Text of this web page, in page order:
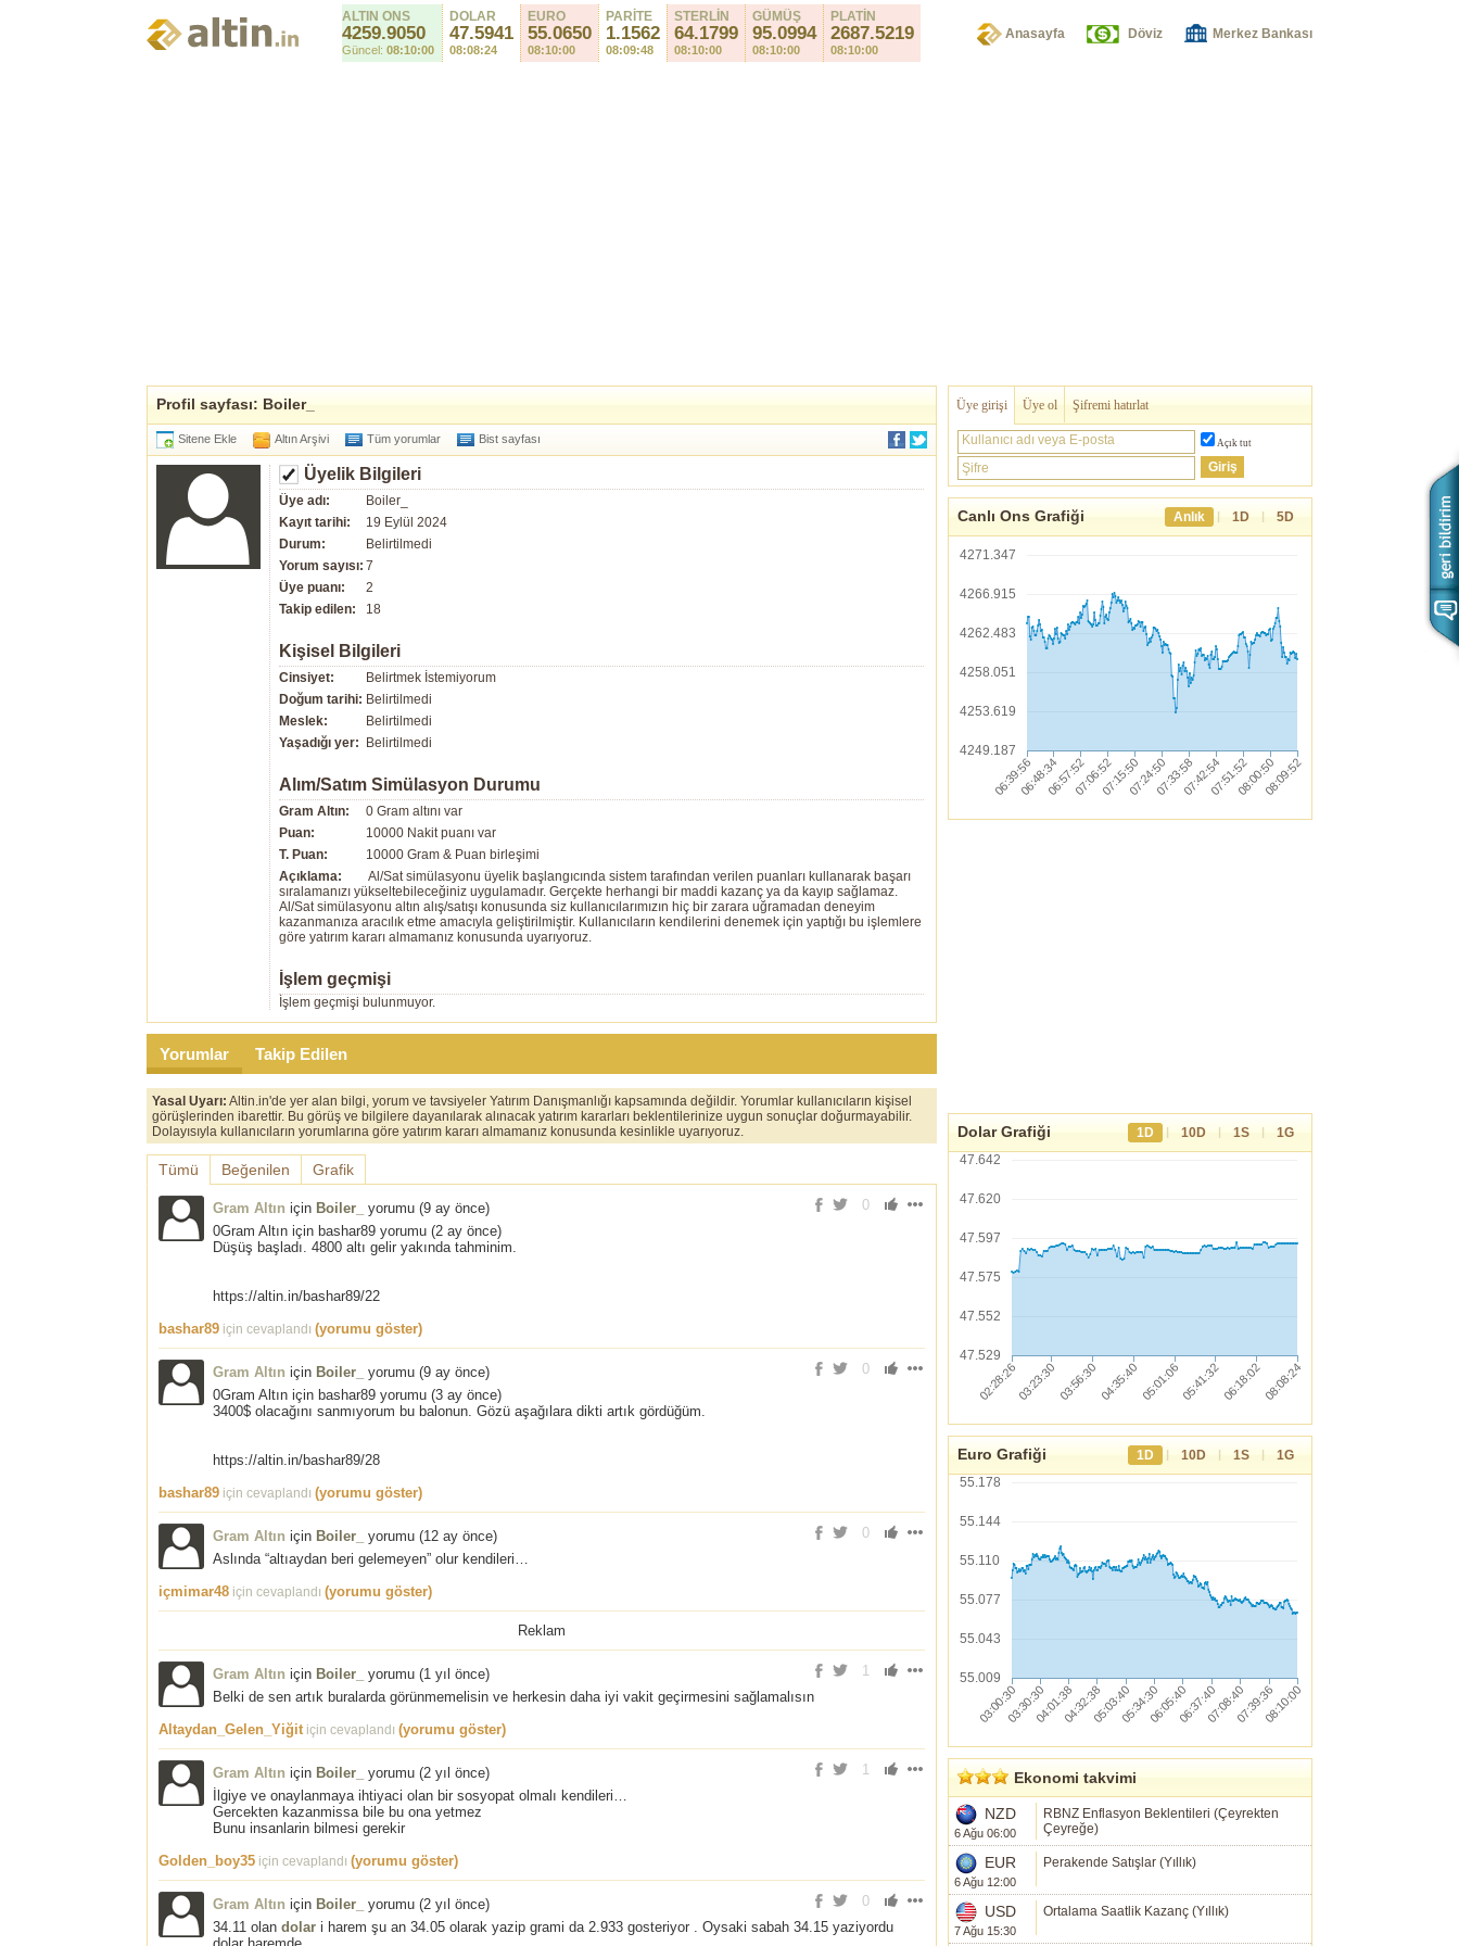
ALTIN ONS
4259.9050
Güncel: 08:10:00
DOLAR
47.5941
08:08:24
EURO
55.0650
08:10:00
PARİTE
1.1562
08:09:48
STERLİN
64.1799
08:10:00
GÜMÜŞ
95.0994
08:10:00
PLATİN
2687.5219
08:10:00
Anasayfa Döviz Merkez Bankası
Profil sayfası: Boiler_
Sitene Ekle Altın Arşivi Tüm yorumlar Bist sayfası
Üyelik Bilgileri
Üye adı:
Boiler_
Kayıt tarihi:
19 Eylül 2024
Durum:
Belirtilmedi
Yorum sayısı: 7
Üye puanı:
2
Takip edilen:
18
Kişisel Bilgileri
Cinsiyet:
Belirtmek İstemiyorum
Doğum tarihi: Belirtilmedi
Meslek:
Belirtilmedi
Yaşadığı yer:
Belirtilmedi
Alım/Satım Simülasyon Durumu
Gram Altın:
0 Gram altını var
Puan:
10000 Nakit puanı var
T. Puan:
10000 Gram & Puan birleşimi
Açıklama:
Al/Sat simülasyonu üyelik başlangıcında sistem tarafından verilen puanları kullanarak başarı
sıralamanızı yükseltebileceğiniz uygulamadır. Gerçekte herhangi bir maddi kazanç ya da kayıp sağlamaz.
Al/Sat simülasyonu altın alış/satışı konusunda siz kullanıcılarımızın hiç bir zarara uğramadan deneyim
kazanmanıza aracılık etme amacıyla geliştirilmiştir. Kullanıcıların kendilerini denemek için yaptığı bu işlemlere
göre yatırım kararı almamanız konusunda uyarıyoruz.
İşlem geçmişi
İşlem geçmişi bulunmuyor.
Yorumlar Takip Edilen
Yasal Uyarı: Altin.in'de yer alan bilgi, yorum ve tavsiyeler Yatırım Danışmanlığı kapsamında değildir. Yorumlar kullanıcıların kişisel
görüşlerinden ibarettir. Bu görüş ve bilgilere dayanılarak alınacak yatırım kararları beklentilerinize uygun sonuçlar doğurmayabilir.
Dolayısıyla kullanıcıların yorumlarına göre yatırım kararı almamanız konusunda kesinlikle uyarıyoruz.
Tümü Beğenilen Grafik
0
Gram Altın için Boiler_ yorumu (9 ay önce)
0Gram Altın için bashar89 yorumu (2 ay önce)
Düşüş başladı. 4800 altı gelir yakında tahminim.
https://altin.in/bashar89/22
bashar89 için cevaplandı (yorumu göster)
0
Gram Altın için Boiler_ yorumu (9 ay önce)
0Gram Altın için bashar89 yorumu (3 ay önce)
3400$ olacağını sanmıyorum bu balonun. Gözü aşağılara dikti artık gördüğüm.
https://altin.in/bashar89/28
bashar89 için cevaplandı (yorumu göster)
0
Gram Altın için Boiler_ yorumu (12 ay önce)
Aslında “altıaydan beri gelemeyen” olur kendileri…
içmimar48 için cevaplandı (yorumu göster)
Reklam
1
Gram Altın için Boiler_ yorumu (1 yıl önce)
Belki de sen artık buralarda görünmemelisin ve herkesin daha iyi vakit geçirmesini sağlamalısın
Altaydan_Gelen_Yiğitiçin cevaplandı (yorumu göster)
1
Gram Altın için Boiler_ yorumu (2 yıl önce)
İlgiye ve onaylanmaya ihtiyaci olan bir sosyopat olmalı kendileri…
Gercekten kazanmissa bile bu ona yetmez
Bunu insanlarin bilmesi gerekir
Golden_boy35 için cevaplandı (yorumu göster)
0
Gram Altın için Boiler_ yorumu (2 yıl önce)
34.11 olan dolar i harem şu an 34.05 olarak yazip grami da 2.933 gosteriyor . Oysaki sabah 34.15 yaziyordu
Üye girişi Üye ol Şifremi hatırlat
Kullanıcı adı veya E-posta Açık tut
Şifre
Canlı Ons Grafiği Anlık | 1D | 5D
4271.347
4266.915
4262.483
4258.051
4253.619
4249.187
Dolar Grafiği 1D | 10D | 1S |
1G
47.642
47.620
47.597
47.575
47.552
47.529
Euro Grafiği 1D | 10D | 1S |
1G
55.178
55.144
55.110
55.077
55.043
55.009
Ekonomi takvimi
NZD
6 Ağu 06:00
RBNZ Enflasyon Beklentileri (Çeyrekten
Çeyreğe)
EUR
6 Ağu 12:00
Perakende Satışlar (Yıllık)
USD
7 Ağu 15:30
Ortalama Saatlik Kazanç (Yıllık)